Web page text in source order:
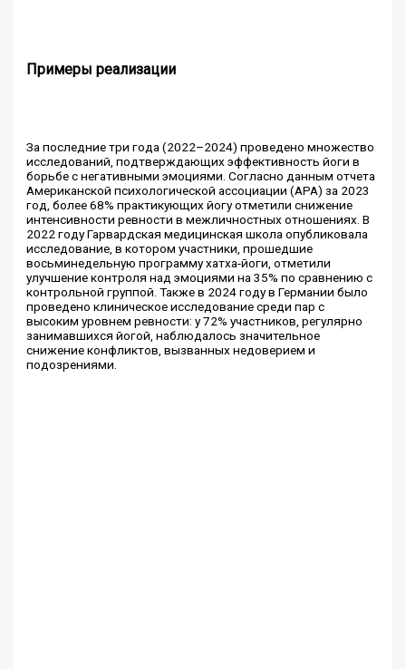
Примеры реализации
За последние три года (2022–2024) проведено множество
исследований, подтверждающих эффективность йоги в
борьбе с негативными эмоциями. Согласно данным отчета
Американской психологической ассоциации (APA) за 2023
год, более 68% практикующих йогу отметили снижение
интенсивности ревности в межличностных отношениях. В
2022 году Гарвардская медицинская школа опубликовала
исследование, в котором участники, прошедшие
восьминедельную программу хатха-йоги, отметили
улучшение контроля над эмоциями на 35% по сравнению с
контрольной группой. Также в 2024 году в Германии было
проведено клиническое исследование среди пар с
высоким уровнем ревности: у 72% участников, регулярно
занимавшихся йогой, наблюдалось значительное
снижение конфликтов, вызванных недоверием и
подозрениями.